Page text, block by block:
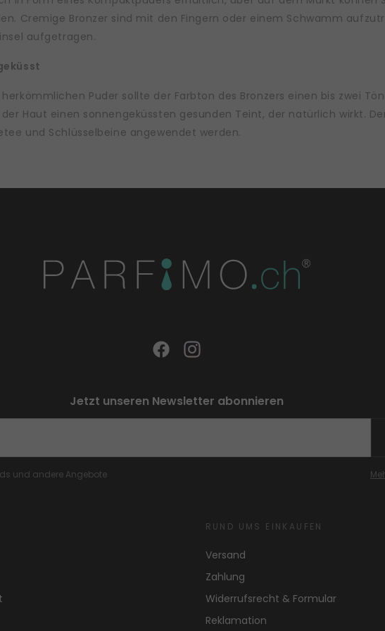
Cremige Bronzer sind mit den Fingern oder einem Schwamm
aufgetragen.
Puder sollte der Farbton des Bronzers einen bis zwei
Haut einen sonnengeküssten gesunden Teint, der natürlich wirkt.
und Schlüsselbeine angewendet werden.
Jetzt unseren Newsletter abonnieren
und andere Angebote
RUND UMS EINKAUFEN
Versand
Zahlung
Widerrufsrecht & Formular
Reklamation